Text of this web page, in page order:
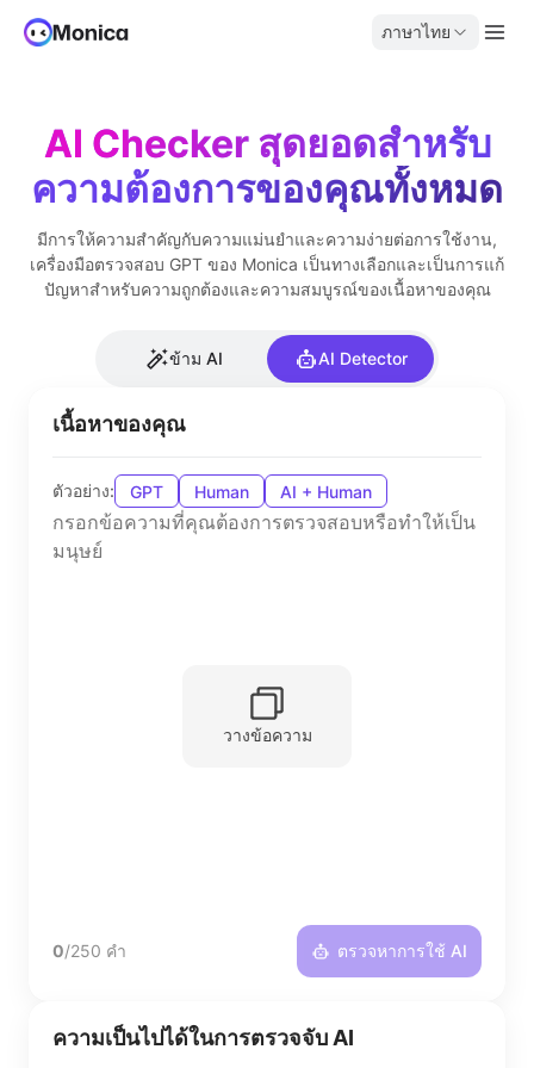
ภาษาไทย
AI Checker สุดยอดสำหรับ
ความต้องการของคุณทั้งหมด
มีการให้ความสำคัญกับความแม่นยำและความง่ายต่อการใช้งาน,
เครื่องมือตรวจสอบ GPT ของ Monica เป็นทางเลือกและเป็นการแก้
ปัญหาสำหรับความถูกต้องและความสมบูรณ์ของเนื้อหาของคุณ
ข้าม AI AI Detector
เนื้อหาของคุณ
ตัวอย่าง: GPT Human AI + Human
วางข้อความ
0/250 คำ ตรวจหาการใช้ AI
ความเป็นไปได้ในการตรวจจับ AI